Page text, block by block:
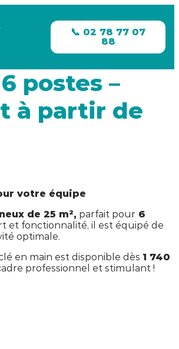
📞 02 78 77 07
88
postes –
à partir de
votre équipe
de 25 m², parfait pour 6
et fonctionnalité, il est équipé de
optimale.
en main est disponible dès 1 740
professionnel et stimulant !